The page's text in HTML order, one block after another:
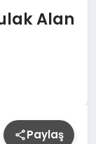
Alan
Paylaş